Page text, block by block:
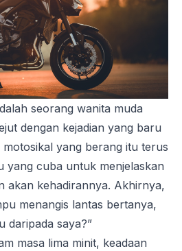
seorang wanita muda
dengan kejadian yang baru
yang berang itu terus
yang cuba untuk menjelaskan
akan kehadirannya. Akhirnya,
menangis lantas bertanya,
daripada saya?”
masa lima minit, keadaan